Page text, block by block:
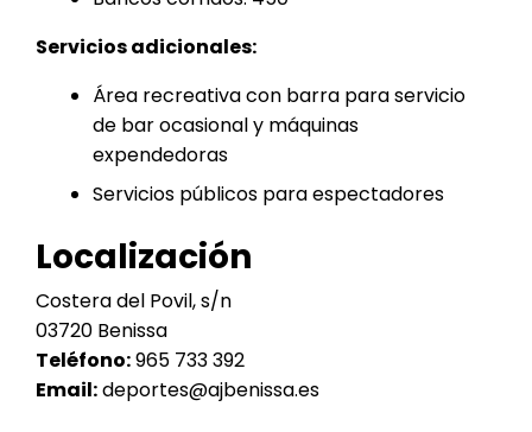
Servicios adicionales:
Área recreativa con barra para servicio
de bar ocasional y máquinas
expendedoras
Servicios públicos para espectadores
Localización
Costera del Povil, s/n
03720 Benissa
Teléfono:965 733 392
Email:deportes@ajbenissa.es